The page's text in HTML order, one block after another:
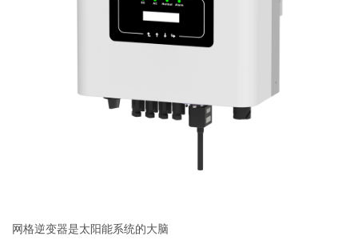
网格逆变器是太阳能系统的大脑